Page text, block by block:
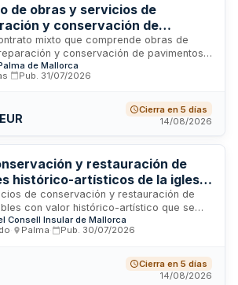
de obras y servicios de
y conservación de
y espacios públicos en
mixto que comprende obras de
y conservación de pavimentos
viales, caminos y espacios libres
de Palma, así como servicios de
torrentes y fosos del Castillo de Bellver.
nuevas obras de fábrica, redes de
de Mallorca
Pub. 31/07/2026
Cierra en 5 días
14/08/2026
y restauración de
histórico-artísticos de la iglesia
La Sang - Consell de
de conservación y restauración de
con valor histórico-artístico que se
de La Anunciación La Sang de Palma.
a través de la Dirección Insular de
bienes culturales para ejecutar
sobre las obras objeto del contrato.
Consell Insular de Mallorca
Palma Pub. 30/07/2026
Cierra en 5 días
14/08/2026